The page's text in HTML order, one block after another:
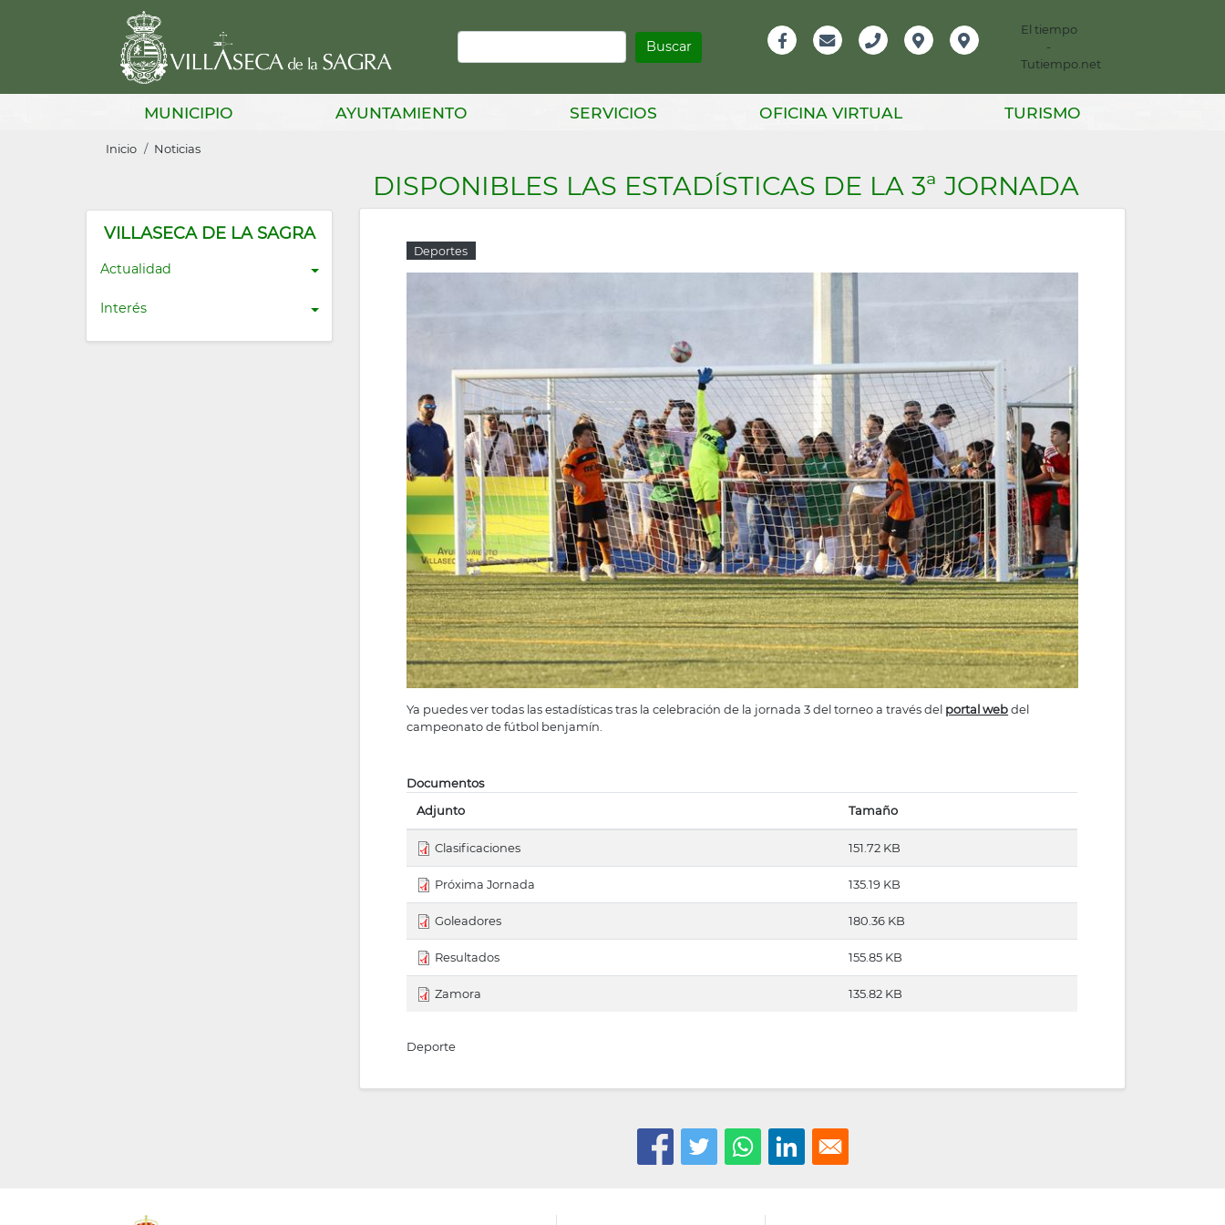
Buscar
Información
El tiempo
-
Tutiempo.net
MUNICIPIO AYUNTAMIENTO SERVICIOS OFICINA VIRTUAL TURISMO
Sobrescribir
de
ayuda
a
la
Inicio Noticias
VILLASECA DE LA SAGRA
Actualidad
Interés
DISPONIBLES LAS ESTADÍSTICAS DE LA 3ª JORNADA
Deportes
Ya puedes ver todas las estadísticas tras la celebración de la jornada 3 del torneo a través del portal webdel
campeonato de fútbol benjamín.
Documentos
Adjunto
Tamaño
Clasificaciones 151.72 KB
Próxima Jornada 135.19 KB
Goleadores 180.36 KB
Resultados 155.85 KB
Zamora 135.82 KB
Deporte